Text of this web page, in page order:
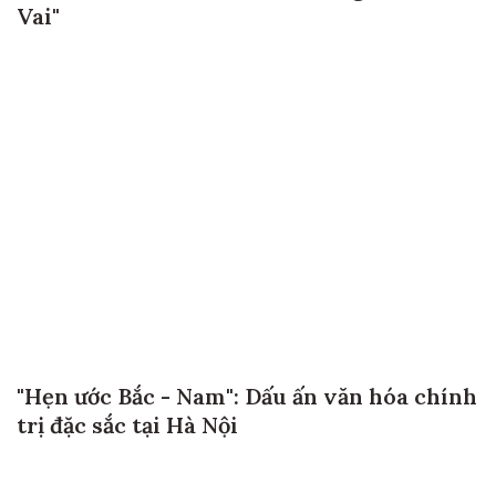
Vai"
"Hẹn ước Bắc - Nam": Dấu ấn văn hóa chính
trị đặc sắc tại Hà Nội